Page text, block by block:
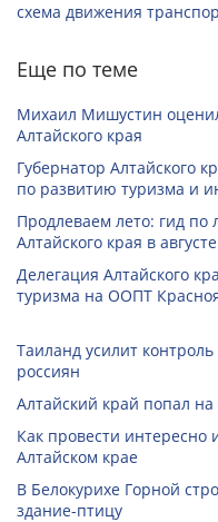
схема движения
Еще по теме
Михаил Мишустин
Алтайского края
Губернатор Алтайского
по развитию туризма и
Продлеваем лето: гид
Алтайского края в августе
Делегация Алтайского
туризма на ООПТ
Таиланд усилит
россиян
Алтайский край попал на
Как провести
Алтайском крае
В Белокурихе Горной
здание-птицу